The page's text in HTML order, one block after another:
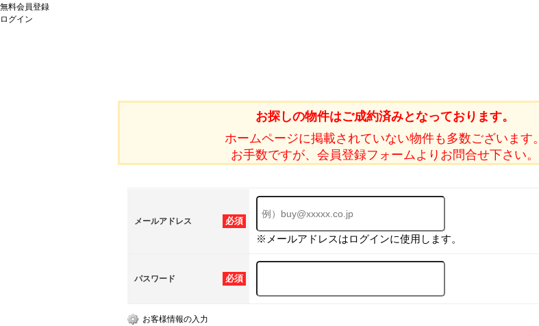
無料会員登録
ログイン
お探しの物件はご成約済みとなっております。
ホームページに掲載されていない物件も多数ございます。
お手数ですが、会員登録フォームよりお問合せ下さい。
必須
メールアドレス
※メールアドレスはログインに使用します。
必須
パスワード
お客様情報の入力